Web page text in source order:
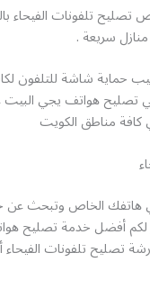
تلفونات الفيحاء
سريعة .
حماية شاشة للتلفون
تصليح هواتف يجي
كافة مناطق الكويت
الخاص وتبحث عن
لكم أفضل خدمة تصليح
تصليح تلفونات